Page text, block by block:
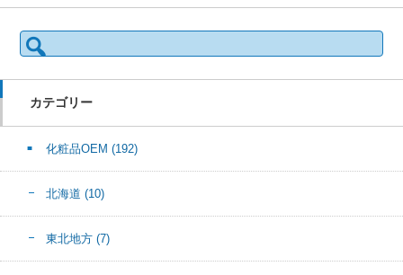
検
索:
カテゴリー
化粧品OEM (192)
北海道 (10)
東北地方 (7)